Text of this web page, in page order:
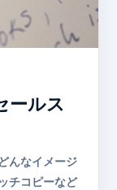
ールス
んなイメージ
チコピーなど